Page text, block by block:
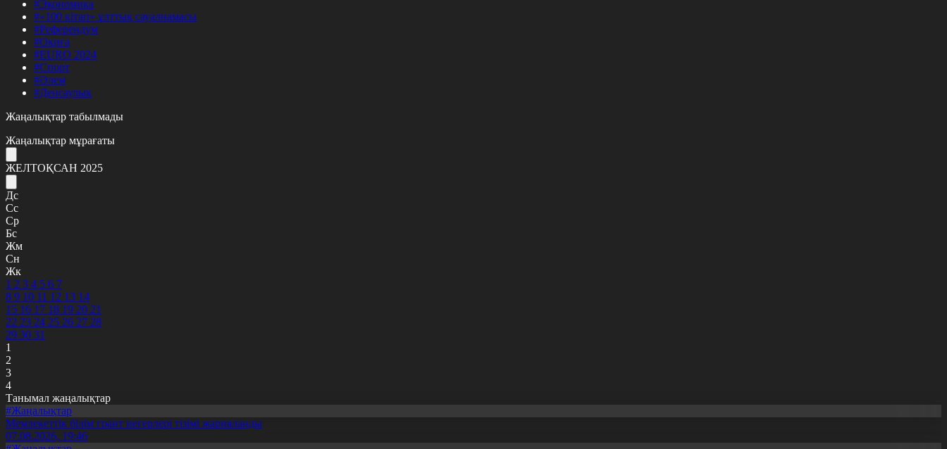
#Экономика
#«100 кітап» ұлттық сауалнамасы
#Референдум
#Оқиға
#EURO 2024
#Спорт
#Әлем
#Денсаулық
Жаңалықтар табылмады
Жаңалықтар мұрағаты
ЖЕЛТОҚСАН 2025
Дс
Сс
Ср
Бс
Жм
Сн
Жк
1 2 3 4 5 6 7
8 9 10 11 12 13 14
15 16 17 18 19 20 21
22 23 24 25 26 27 28
29 30 31
1
2
3
4
Танымал жаңалықтар
#Жаңалықтар
Мемлекеттік білім грант иегерлері тізімі жарияланды
07.08.2026, 19:46